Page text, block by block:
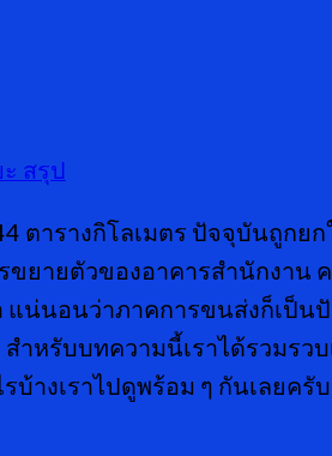
สรุป
ารางกิโลเมตร ปัจจุบันถูกยก
ยายตัวของอาคารสำนักงาน
น่นอนว่าภาคการขนส่งก็เป็
ำหรับบทความนี้เราได้รวมรว
างเราไปดูพร้อม ๆ กันเลยครับ